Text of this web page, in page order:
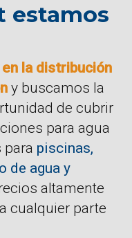
estamos
la distribución
y buscamos la
de cubrir
para agua
piscinas,
de agua y
altamente
cualquier parte